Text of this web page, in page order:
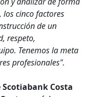
cinco factores
de un
respeto,
Tenemos la meta
profesionales".
Costa